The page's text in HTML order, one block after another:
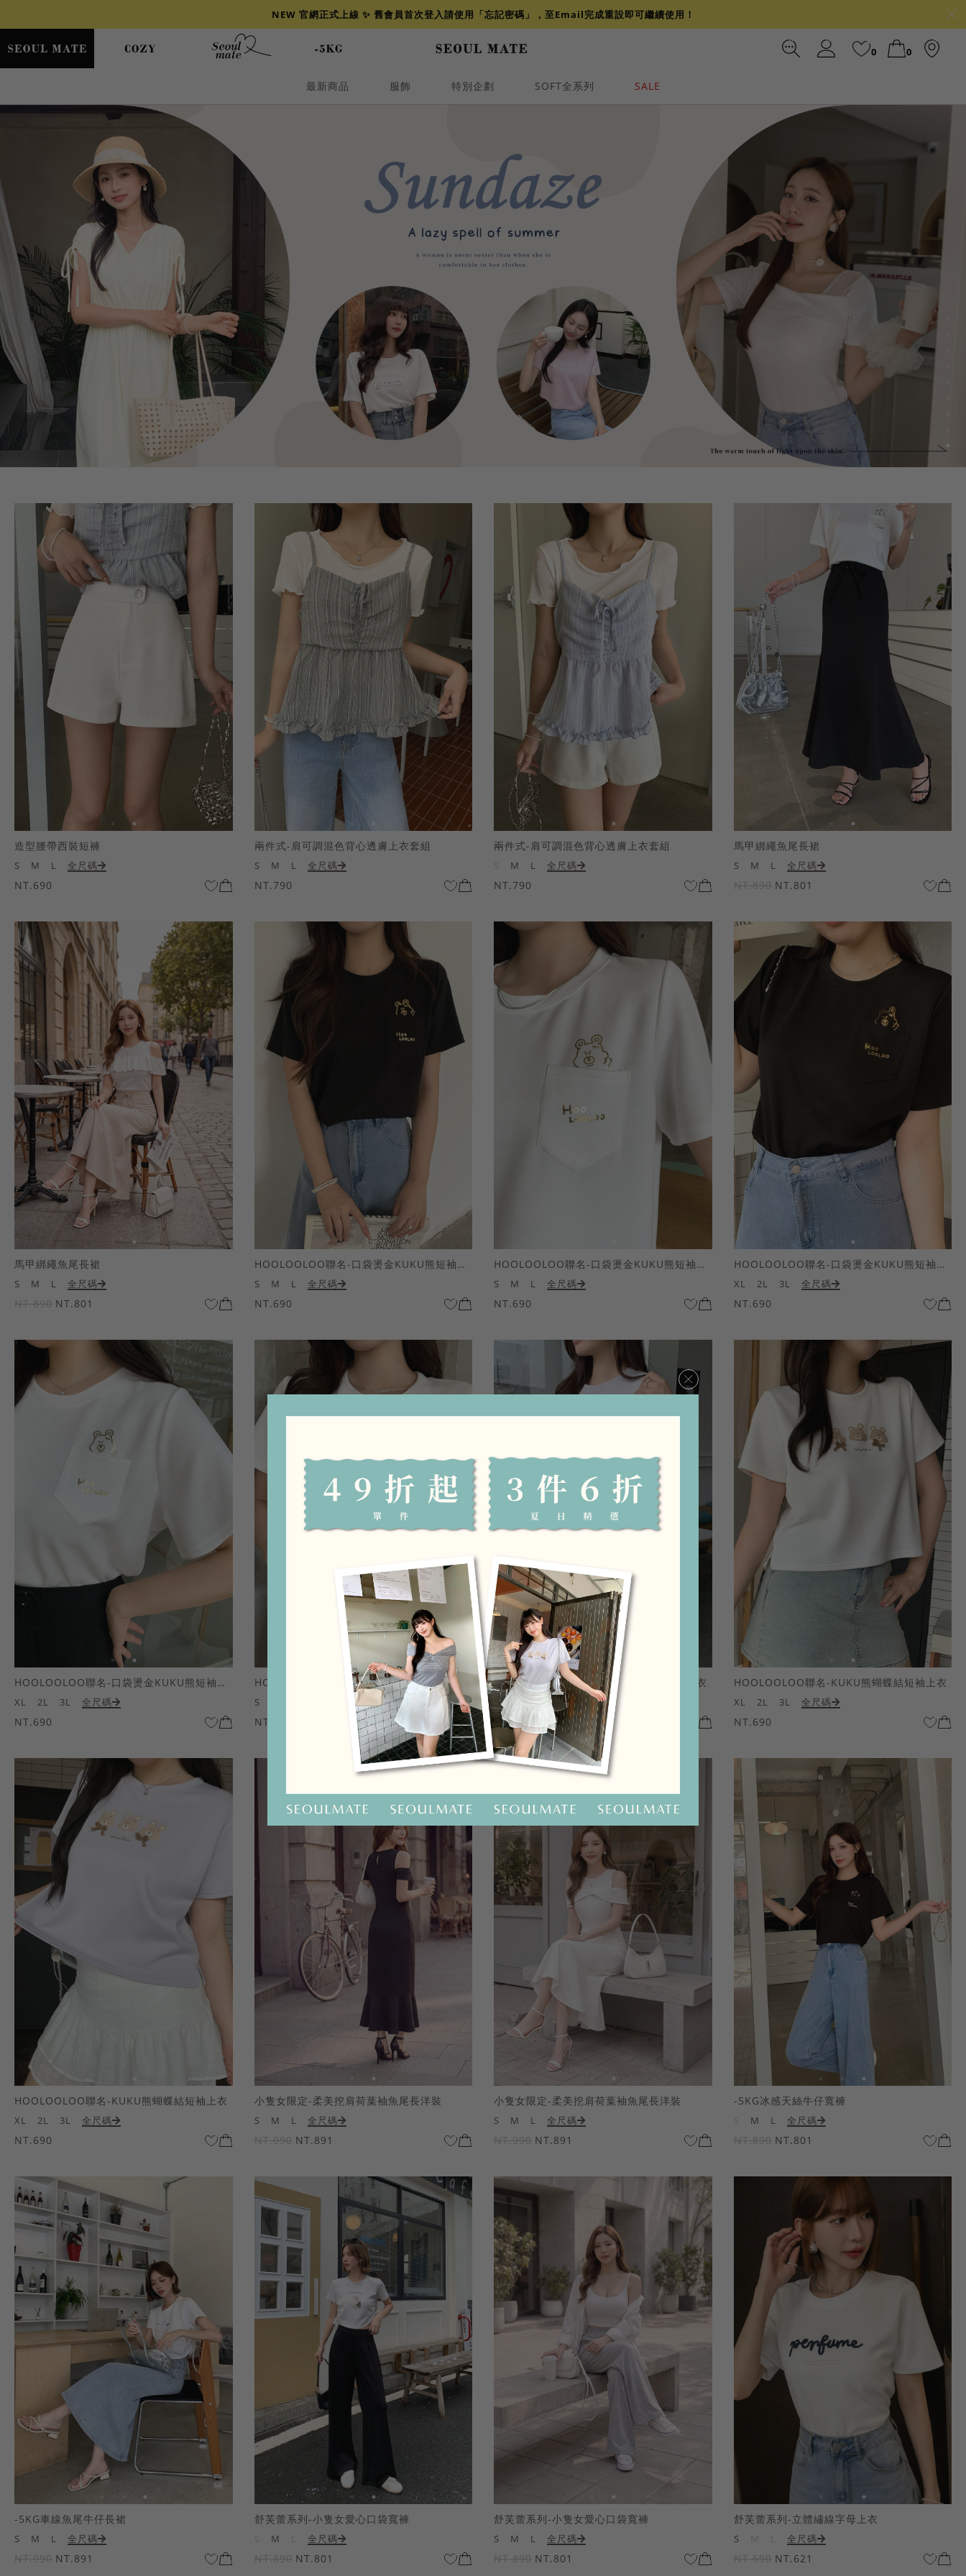
×
NEW 官網正式上線 ✨ 舊會員首次登入請使用「忘記密碼」，至Email完成重設即可繼續使用！
0 0
最新商品 服飾 特別企劃 SOFT全系列 SALE
造型腰帶西裝短褲
S M L 全尺碼
NT.690
兩件式-肩可調混色背心透膚上衣套組
S M L 全尺碼
NT.790
兩件式-肩可調混色背心透膚上衣套組
M L 全尺碼
NT.790
馬甲綁繩魚尾長裙
S M L 全尺碼
NT.890 NT.801
馬甲綁繩魚尾長裙
S M L 全尺碼
NT.890 NT.801
HOOLOOLOO聯名-口袋燙金KUKU熊短袖上衣
S M L 全尺碼
NT.690
HOOLOOLOO聯名-口袋燙金KUKU熊短袖上衣
S M L 全尺碼
NT.690
HOOLOOLOO聯名-口袋燙金KUKU熊短袖上衣
XL 2L 3L 全尺碼
NT.690
HOOLOOLOO聯名-口袋燙金KUKU熊短袖上衣
XL 2L 3L 全尺碼
NT.690
HOOLOOLOO聯名-KUKU熊蝴蝶結短袖上衣
S
NT.690
HOOLOOLOO聯名-KUKU熊蝴蝶結短袖上衣
S M L 全尺碼
NT.690
HOOLOOLOO聯名-KUKU熊蝴蝶結短袖上衣
XL 2L 3L 全尺碼
NT.690
HOOLOOLOO聯名-KUKU熊蝴蝶結短袖上衣
XL 2L 3L 全尺碼
NT.690
小隻女限定-柔美挖肩荷葉袖魚尾長洋裝
S M L 全尺碼
NT.990 NT.891
小隻女限定-柔美挖肩荷葉袖魚尾長洋裝
S M L 全尺碼
NT.990 NT.891
-5KG冰感天絲牛仔寬褲
M L 全尺碼
NT.890 NT.801
-5KG車線魚尾牛仔長裙
S M L 全尺碼
NT.990 NT.891
舒芙蕾系列-小隻女愛心口袋寬褲
M 全尺碼
NT.890 NT.801
舒芙蕾系列-小隻女愛心口袋寬褲
S M L 全尺碼
NT.890 NT.801
舒芙蕾系列-立體繡線字母上衣
S 全尺碼
NT.690 NT.621